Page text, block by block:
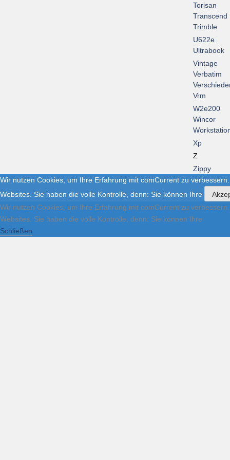
Torisan
Transcend
Trimble
U622e
Ultrabook
Vintage
Verbatim
Vrm
W2e200
Wincor
Xp
Z
Zippy
Wir nutzen Cookies, um Ihre Erfahrung mit comCurrent zu
Websites. Sie haben die volle Kontrolle, denn: Sie können Ihre
Wir nutzen Cookies, um Ihre Erfahrung mit comCurrent zu
Websites. Sie haben die volle Kontrolle, denn: Sie können Ihre
Schließen